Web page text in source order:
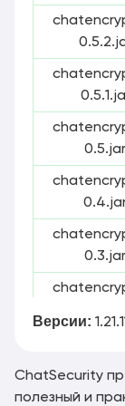
0.5.jar
0.3.jar
Версии:
ChatSecurity
полезный и